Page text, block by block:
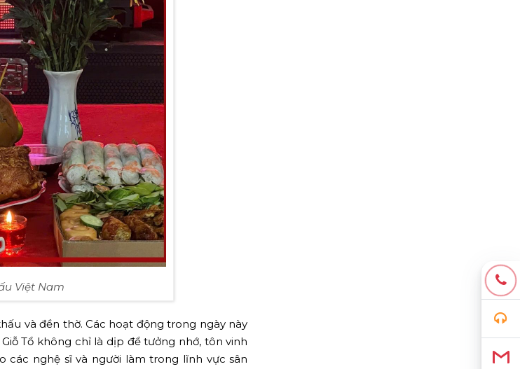
Việt Nam
và đền thờ. Các hoạt động trong ngày này
Tổ không chỉ là dịp để tưởng nhớ, tôn vinh
các nghệ sĩ và người làm trong lĩnh vực sân